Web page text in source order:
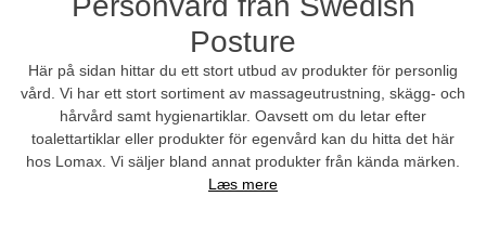
Posture
Här på sidan hittar du ett stort utbud av produkter för personlig
vård. Vi har ett stort sortiment av massageutrustning, skägg- och
hårvård samt hygienartiklar. Oavsett om du letar efter
toalettartiklar eller produkter för egenvård kan du hitta det här
hos Lomax. Vi säljer bland annat produkter från kända märken.
Læs mere